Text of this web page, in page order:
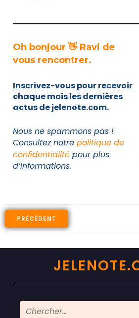
Oh bonjour 👋 Ravi de
vous rencontrer.
Inscrivez-vous pour recevoir
chaque mois les dernières
actus de jelenote.com.
Nous ne spammons pas !
Consultez notre politique de
confidentialité pour plus
d’informations.
PRÉCÉDENT